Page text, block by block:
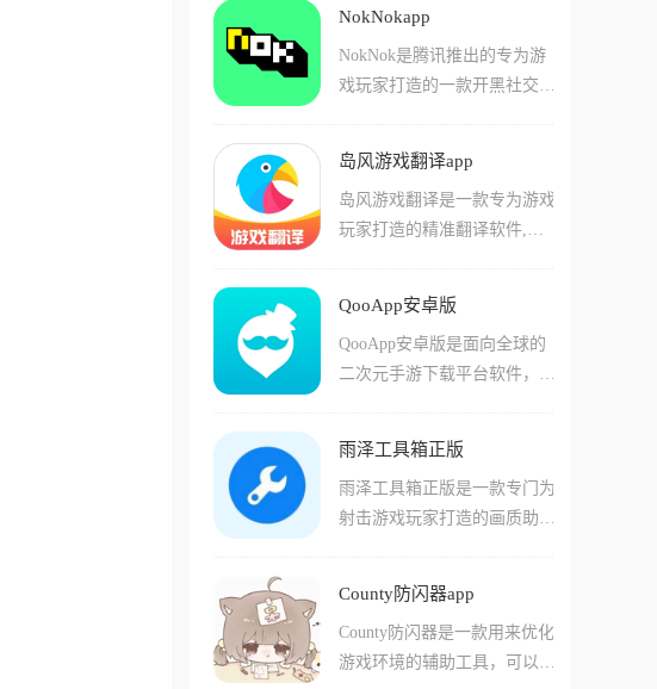
卡分析、自动对话、自动点击
器等实用功能,大部分功能完
全免费使用。
面RPG地图设计、平台游戏或
游戏都进行了分类，还加入了
智能搜索系统，方便用户更加
驱动级画质修改器，有效解决
了闪退、卡顿、画质渣、机型
不兼容的问题。这款应用不仅
U，支持GPU、RAM信息模
能强的可以优化画面，机能弱
的可以优化帧率。GLTools是
继任者，能够修改手机和平板
某种处理器的专属游戏及画面
NokNokapp
NokNok是腾讯推出的专为游
戏玩家打造的一款开黑社交平
能,是游戏爱好者必备的社区
交流软件。这款应用支持群
聊、账号名片展示、Steam/N
与好友交流游戏心得,获取最
多元化群组,支持文字、语
音、视频、图文等多种方式与
特的像素风格UI设计。NokNo
畅享游戏社交乐趣。
岛风游戏翻译app
岛风游戏翻译是一款专为游戏
玩家打造的精准翻译软件,有
玩外服游戏。应用内置悬浮球
与OCR图文识别的核心功能,
支持上百种语言,可以快速翻
变成中文或其他想要的文字。
件能够实时翻译游戏中的文
字,让用户即时了解剧情、任
精彩。所有翻译的结果都十分
件,支持英文、日文、韩语、
QooApp安卓版
QooApp安卓版是面向全球的
二次元手游下载平台软件，专
地区的数千款游戏资源。平台
每月为世界各地超过200万玩
家提供服务，提供最新、最热
框架也能免费安装体验。除了
丰富的游戏资讯、攻略心得和
玩家社区，让二次元玩家能够
雨泽工具箱正版
雨泽工具箱正版是一款专门为
射击游戏玩家打造的画质助手
对等多款主流游戏。软件具有
简约、轻巧、干净、易用的特
点，软件提供了画质调整、帧
County防闪器app
County防闪器是一款用来优化
游戏环境的辅助工具，可以把